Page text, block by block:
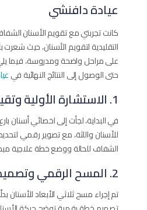
عيادة دافنشي
كانت تجربتي مع تقويم الأسنان
التقليدية لتقويم الأسنان، حيث
على مراحل واضحة ومدروسة، فيما
حتى الوصول إلى النتائج النهائية في
1. الاستشارة الأولية وتقييم الحالة
في البداية، لجأت إلى اخصائي أسنان
للأسنان واللثة، مع تصوير رقمي
الشفاف للحالة ووضع خطة علاجية
2. المسح الرقمي وتصميم الخطة
تم إجراء مسح ثلاثي الأبعاد للأسنان